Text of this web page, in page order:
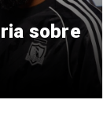
sobre